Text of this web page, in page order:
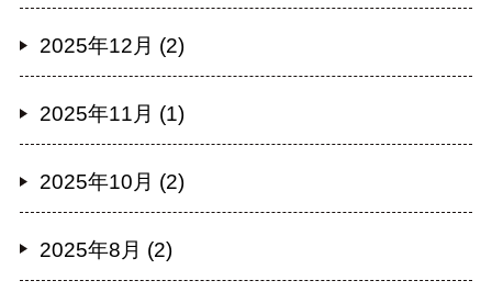
2025年12月 (2)
2025年11月 (1)
2025年10月 (2)
2025年8月 (2)